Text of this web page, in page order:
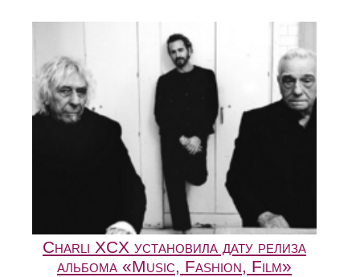
Charli XCX установила дату релиза
альбома «Music, Fashion, Film»